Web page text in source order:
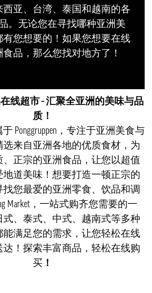
西亚、台湾、泰国和越南的各
。无论您在寻找哪种亚洲美
有您想要的！如果您想要在线
食品，那么您找对地方了！
线超市 – 汇聚全亚洲的美味与品
质！
于 Ponggruppen，专注于亚洲美食与
选来自亚洲各地的优质食材，为
、正宗的亚洲食品，让您以超值
地道美味！想要打造一顿正宗的
找您最爱的亚洲零食、饮品和调
Market，一站式购齐您需要的一
式、泰式、中式、越南式等多种
能满足您的需求，让您轻松在线
达！探索丰富商品，轻松在线购
买 ！